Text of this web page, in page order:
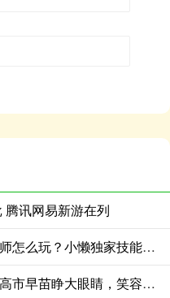
讯网易新游在列
宏琳配资 《神泣纷争》手游的法师怎么玩？小懒独家技能加点秘籍大公开！由小懒怀旧手游分享
嘉创配资 这一幕让日本人破防，高市早苗睁大眼睛，笑容顿失！ 3月19日，美国总